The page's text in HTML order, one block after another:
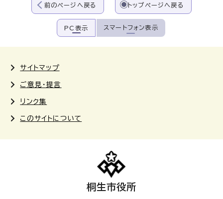
前のページへ戻る トップページへ戻る
PC表示 スマートフォン表示
サイトマップ
ご意見・提言
リンク集
このサイトについて
桐生市役所